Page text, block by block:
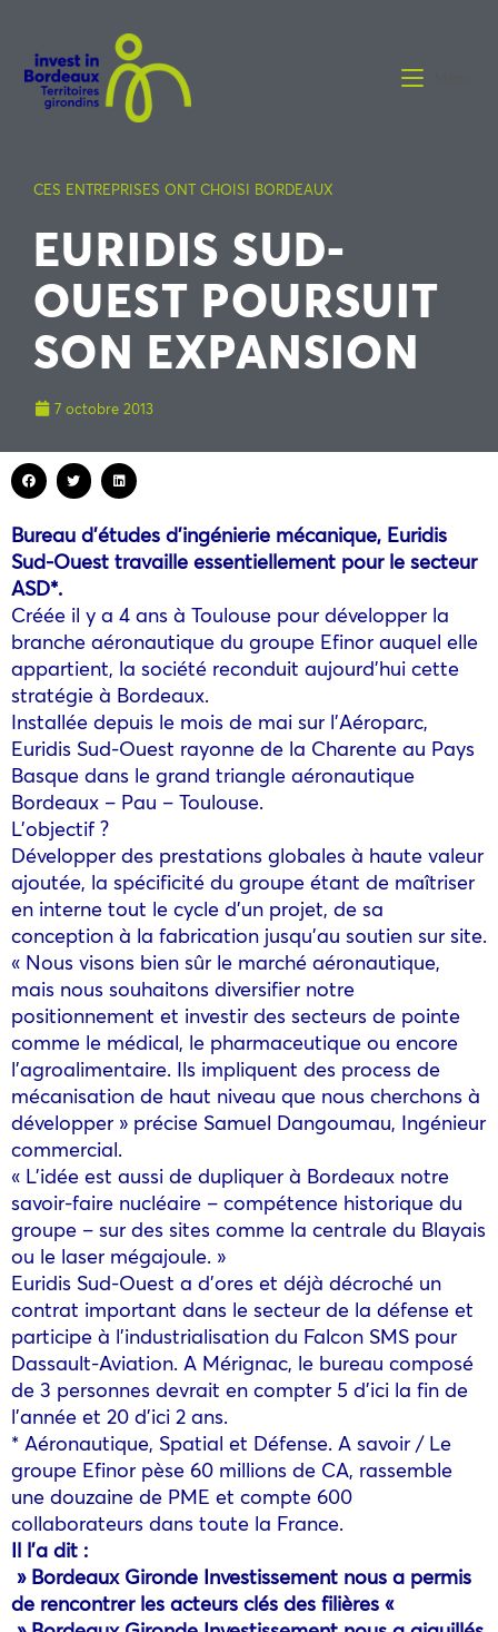
CES ENTREPRISES ONT CHOISI BORDEAUX
EURIDIS SUD-
OUEST POURSUIT
SON EXPANSION
7 octobre 2013
Bureau d’études d’ingénierie mécanique, Euridis
Sud-Ouest travaille essentiellement pour le secteur
ASD*.
Créée il y a 4 ans à Toulouse pour développer la
branche aéronautique du groupe Efinor auquel elle
appartient, la société reconduit aujourd’hui cette
stratégie à Bordeaux.
Installée depuis le mois de mai sur l’Aéroparc,
Euridis Sud-Ouest rayonne de la Charente au Pays
Basque dans le grand triangle aéronautique
Bordeaux – Pau – Toulouse.
L’objectif ?
Développer des prestations globales à haute valeur
ajoutée, la spécificité du groupe étant de maîtriser
en interne tout le cycle d’un projet, de sa
conception à la fabrication jusqu’au soutien sur site.
« Nous visons bien sûr le marché aéronautique,
mais nous souhaitons diversifier notre
positionnement et investir des secteurs de pointe
comme le médical, le pharmaceutique ou encore
l’agroalimentaire. Ils impliquent des process de
mécanisation de haut niveau que nous cherchons à
développer » précise Samuel Dangoumau, Ingénieur
commercial.
« L’idée est aussi de dupliquer à Bordeaux notre
savoir-faire nucléaire – compétence historique du
groupe – sur des sites comme la centrale du Blayais
ou le laser mégajoule. »
Euridis Sud-Ouest a d’ores et déjà décroché un
contrat important dans le secteur de la défense et
participe à l’industrialisation du Falcon SMS pour
Dassault-Aviation. A Mérignac, le bureau composé
de 3 personnes devrait en compter 5 d’ici la fin de
l’année et 20 d’ici 2 ans.
* Aéronautique, Spatial et Défense. A savoir / Le
groupe Efinor pèse 60 millions de CA, rassemble
une douzaine de PME et compte 600
collaborateurs dans toute la France.
Il l’a dit :
» Bordeaux Gironde Investissement nous a permis
de rencontrer les acteurs clés des filières «